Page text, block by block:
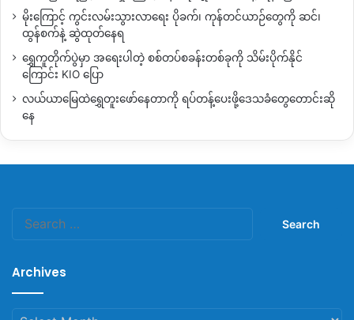
မိုးကြောင့် ကွင်းလမ်းသွားလာရေး ပိုခက်၊ ကုန်တင်ယာဉ်တွေကို ဆင်၊
ထွန်စက်နဲ့ ဆွဲထုတ်နေရ
ရွှေကူတိုက်ပွဲမှာ အရေးပါတဲ့ စစ်တပ်စခန်းတစ်ခုကို သိမ်းပိုက်နိုင်
ကြောင်း KIO ပြော
လယ်ယာမြေထဲရွှေတူးဖော်နေတာကို ရပ်တန့်ပေးဖို့ဒေသခံတွေတောင်းဆို
နေ
Archives
Archives